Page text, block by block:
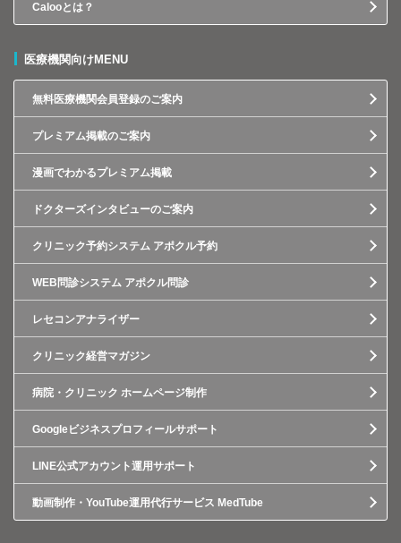
Calooとは？
医療機関向けMENU
無料医療機関会員登録のご案内
プレミアム掲載のご案内
漫画でわかるプレミアム掲載
ドクターズインタビューのご案内
クリニック予約システム アポクル予約
WEB問診システム アポクル問診
レセコンアナライザー
クリニック経営マガジン
病院・クリニック ホームページ制作
Googleビジネスプロフィールサポート
LINE公式アカウント運用サポート
動画制作・YouTube運用代行サービス MedTube